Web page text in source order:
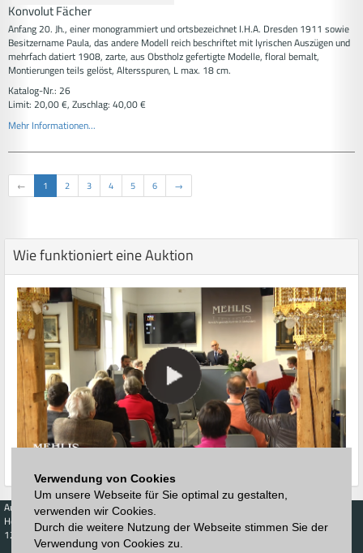
Verwendung von Cookies
Um unsere Webseite für Sie optimal zu gestalten,
verwenden wir Cookies.
Durch die weitere Nutzung der Webseite stimmen Sie der
Verwendung von Cookies zu.
Konvolut Fächer
Anfang 20. Jh., einer monogrammiert und ortsbezeichnet I.H.A. Dresden 1911 sowie
Besitzername Paula, das andere Modell reich beschriftet mit lyrischen Auszügen und
mehrfach datiert 1908, zarte, aus Obstholz gefertigte Modelle, floral bemalt,
Montierungen teils gelöst, Altersspuren, L max. 18 cm.
Katalog-Nr.: 26
Limit: 20,00 €, Zuschlag: 40,00 €
Mehr Informationen...
← 1 2 3 4 5 6 →
Wie funktioniert eine Auktion
Auktionen
Höchstzuschläge
123. Auktion
Zeitplan
Kaufen
Kalender
Höchstzuschläge